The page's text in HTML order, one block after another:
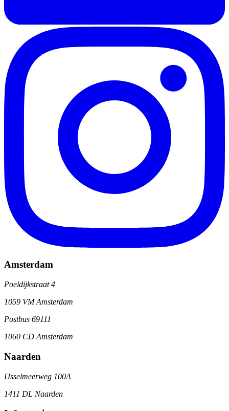
Amsterdam
Poeldijkstraat 4
1059 VM Amsterdam
Postbus 69111
1060 CD Amsterdam
Naarden
IJsselmeerweg 100A
1411 DL Naarden